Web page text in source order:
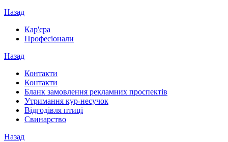
Назад
Кар'єра
Професіонали
Назад
Контакти
Контакти
Бланк замовлення рекламних проспектів
Утримання кур-несучок
Відгодівля птиці
Свинарство
Назад